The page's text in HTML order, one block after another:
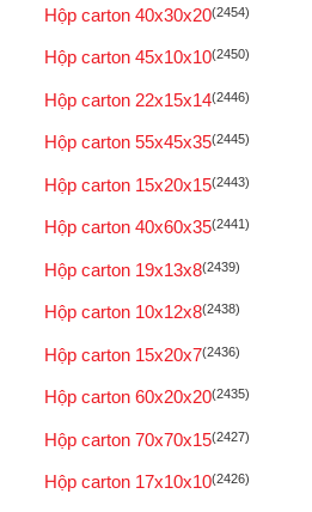
Hộp carton 40x30x20(2454)
Hộp carton 45x10x10(2450)
Hộp carton 22x15x14(2446)
Hộp carton 55x45x35(2445)
Hộp carton 15x20x15(2443)
Hộp carton 40x60x35(2441)
Hộp carton 19x13x8(2439)
Hộp carton 10x12x8(2438)
Hộp carton 15x20x7(2436)
Hộp carton 60x20x20(2435)
Hộp carton 70x70x15(2427)
Hộp carton 17x10x10(2426)